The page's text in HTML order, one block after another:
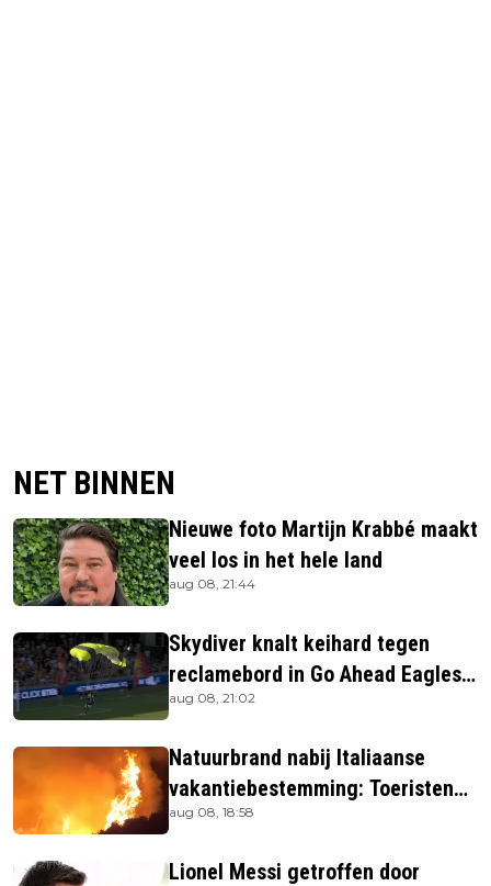
NET BINNEN
Nieuwe foto Martijn Krabbé maakt
veel los in het hele land
aug 08, 21:44
Skydiver knalt keihard tegen
reclamebord in Go Ahead Eagles-
stadion
aug 08, 21:02
Natuurbrand nabij Italiaanse
vakantiebestemming: Toeristen
uit verblijven gehaald
aug 08, 18:58
Lionel Messi getroffen door